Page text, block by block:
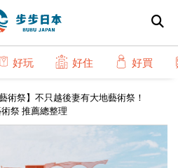
好玩 好住 好買
術祭】不只越後妻有大地藝術祭！
祭 推薦總整理